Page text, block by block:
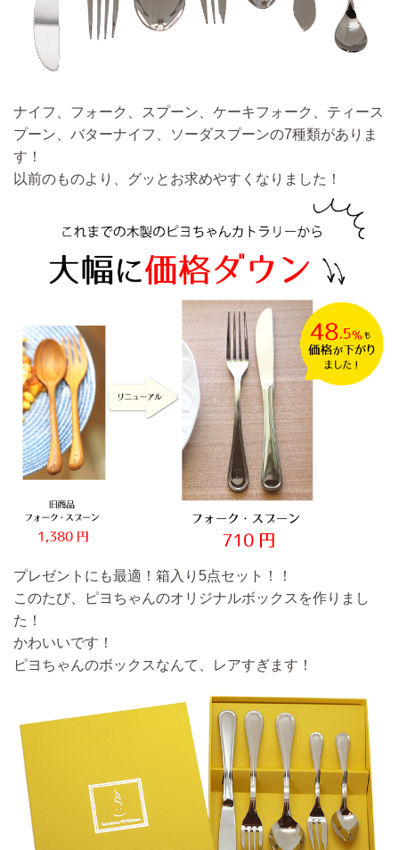
ナイフ、フォーク、スプーン、ケーキフォーク、ティース
プーン、バターナイフ、ソーダスプーンの7種類がありま
す！
以前のものより、グッとお求めやすくなりました！
プレゼントにも最適！箱入り5点セット！！
このたび、
ピヨちゃんのオリジナルボックスを作りまし
た！
かわいいです！
ピヨちゃんのボックスなんて、レアすぎます！